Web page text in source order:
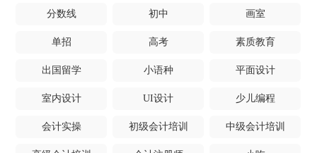
分数线 初中 画室
单招 高考 素质教育
出国留学 小语种 平面设计
室内设计 UI设计 少儿编程
会计实操 初级会计培训 中级会计培训